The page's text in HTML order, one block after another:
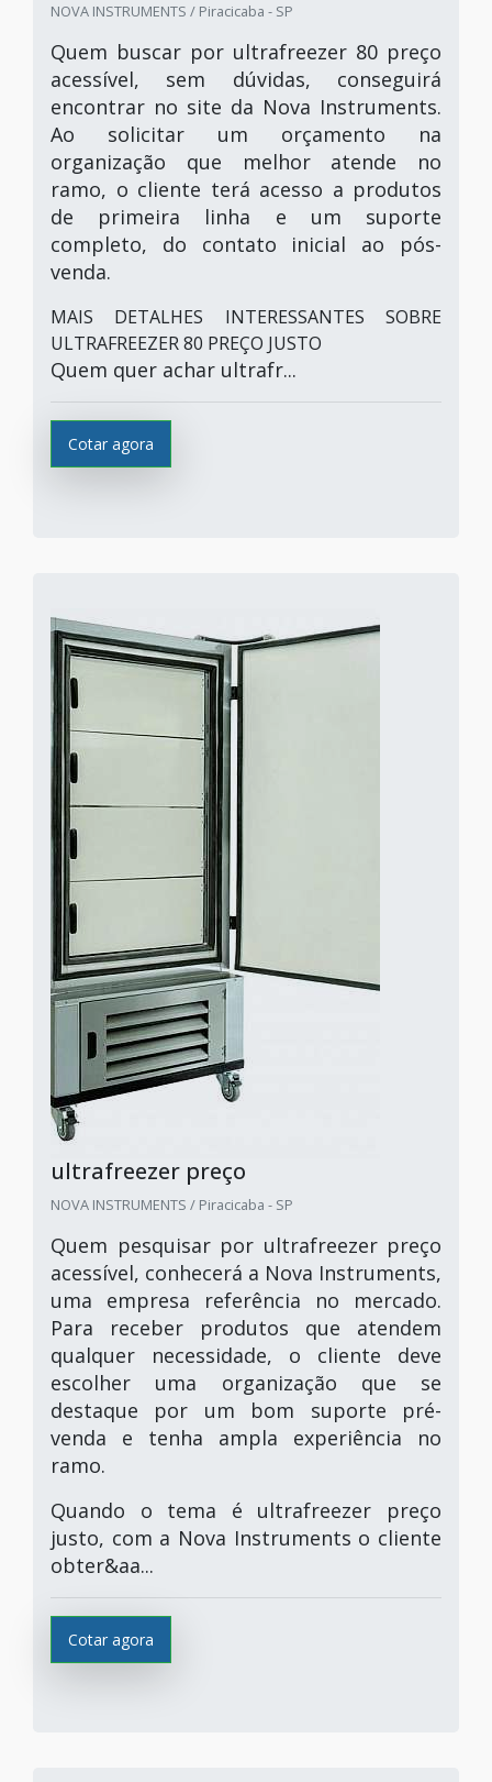
NOVA INSTRUMENTS / Piracicaba - SP
Quem buscar por ultrafreezer 80 preço
acessível, sem dúvidas, conseguirá
encontrar no site da Nova Instruments.
Ao solicitar um orçamento na
organização que melhor atende no
ramo, o cliente terá acesso a produtos
de primeira linha e um suporte
completo, do contato inicial ao pós-
venda.
MAIS DETALHES INTERESSANTES SOBRE
ULTRAFREEZER 80 PREÇO JUSTO
Quem quer achar ultrafr...
Cotar agora
ultrafreezer preço
NOVA INSTRUMENTS / Piracicaba - SP
Quem pesquisar por ultrafreezer preço
acessível, conhecerá a Nova Instruments,
uma empresa referência no mercado.
Para receber produtos que atendem
qualquer necessidade, o cliente deve
escolher uma organização que se
destaque por um bom suporte pré-
venda e tenha ampla experiência no
ramo.
Quando o tema é ultrafreezer preço
justo, com a Nova Instruments o cliente
obter&aa...
Cotar agora